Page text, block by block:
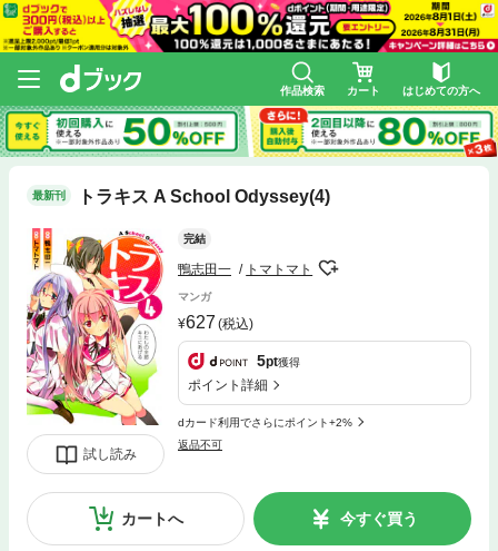
作品検索 カート はじめての方へ
最新刊 トラキス A School Odyssey(4)
試し読み
完結
鴨志田一 トマトマト
マンガ
627 (税込)
5pt獲得
ポイント詳細
dカード利用でさらにポイント+2%
返品不可
カートへ 今すぐ買う